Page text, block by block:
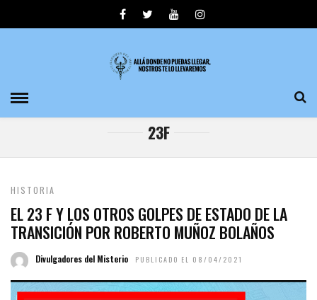
23F
HISTORIA
EL 23 F Y LOS OTROS GOLPES DE ESTADO DE LA
TRANSICIÓN POR ROBERTO MUÑOZ BOLAÑOS
Divulgadores del Misterio PUBLICADO EL 08/04/2021